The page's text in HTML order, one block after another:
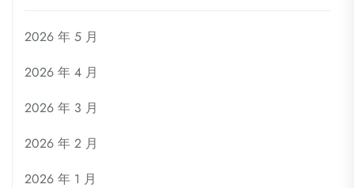
2026 年 5 月
2026 年 4 月
2026 年 3 月
2026 年 2 月
2026 年 1 月